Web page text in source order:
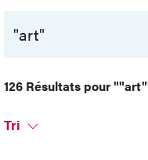
126 Résultats pour
Tri